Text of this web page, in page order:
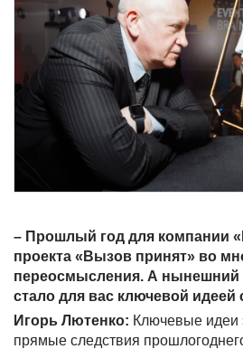
– Прошлый год для компании
проекта «Вызов принят» во
переосмысления. А нынешний
стало для вас ключевой идеей
Игорь Лютенко: Ключевые идеи
прямые следствия